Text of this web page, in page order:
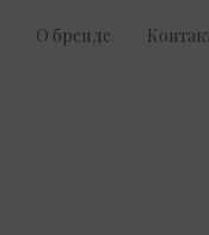
О бренде